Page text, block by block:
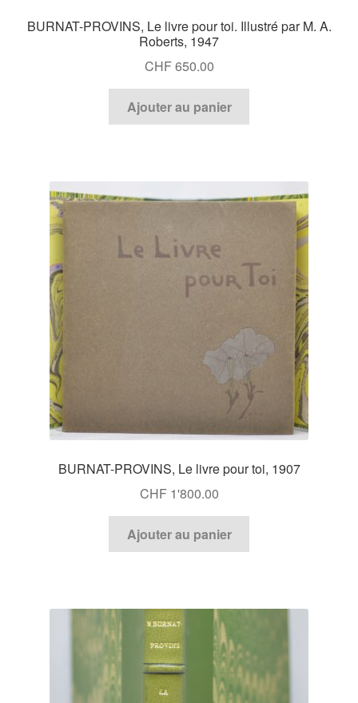
BURNAT-PROVINS, Le livre pour toi. Illustré par M. A.
Roberts, 1947
CHF650.00
Ajouter au panier
BURNAT-PROVINS, Le livre pour toi, 1907
CHF1'800.00
Ajouter au panier